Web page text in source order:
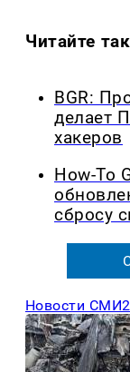
Читайте
BGR:
делает
хакеров
How-To
сбросу
Новости СМИ2